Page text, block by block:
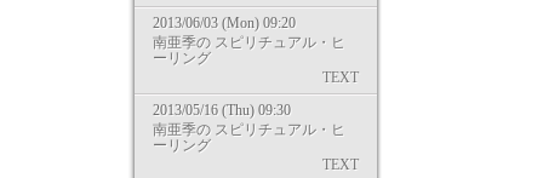
2013/06/03 (Mon) 09:20
南亜季の スピリチュアル・ヒ
ーリング
TEXT
2013/05/16 (Thu) 09:30
南亜季の スピリチュアル・ヒ
ーリング
TEXT